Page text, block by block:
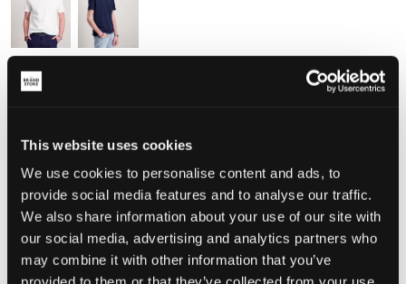
This website uses cookies
We use cookies to personalise content and ads, to
provide social media features and to analyse our traffic.
We also share information about your use of our site with
our social media, advertising and analytics partners who
may combine it with other information that you’ve
Storlek
Få kvar
Upplevd storlek
Perfekt
STORLEKSGUIDE